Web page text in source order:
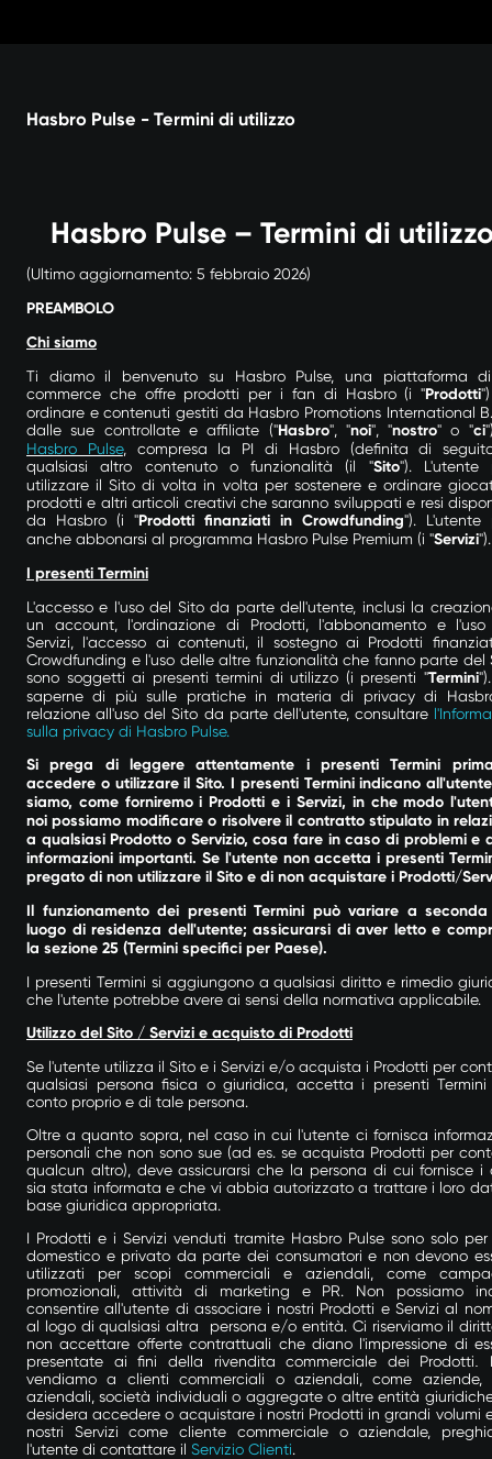
Hasbro Pulse - Termini di utilizzo
Hasbro Pulse – Termini di
(Ultimo aggiornamento: 5 febbraio 2026)
PREAMBOLO
Chi siamo
Ti diamo il benvenuto su Hasbro Pulse, una piattaforma
commerce che offre prodotti per i fan di Hasbro(i "Prodotti
ordinare e contenuti gestiti da Hasbro Promotions International
dalle sue controllate e affiliate ("Hasbro", "noi", "nostro" o "ci
Hasbro Pulse, compresa la PI di Hasbro (definita di
qualsiasi altro contenuto o funzionalità (il "Sito"). L'utente
utilizzare il Sito di volta in volta per sostenere e ordinare
prodotti e altri articoli creativi che saranno sviluppati e resi
da Hasbro (i "Prodotti finanziati in Crowdfunding"). L'utente
anche abbonarsi al programma Hasbro Pulse Premium (i "Servizi").
I presenti Termini
L'accesso e l'uso del Sito da parte dell'utente, inclusi la
un account, l'ordinazione di Prodotti, l'abbonamento e
Servizi, l'accesso ai contenuti, il sostegno ai Prodotti
Crowdfunding e l'uso delle altre funzionalità che fanno parte del
sono soggetti ai presenti termini di utilizzo (i presenti "Termini
saperne di più sulle pratiche in materia di privacy di
relazione all'uso del Sito da parte dell'utente, consultare
sulla privacy di Hasbro Pulse.
Si prega di leggere attentamente i presenti Termini
accedere o utilizzare il Sito. I presenti Termini indicano
siamo, come forniremo i Prodotti e i Servizi, in che modo
noi possiamo modificare o risolvere il contratto stipulato in
a qualsiasi Prodotto o Servizio, cosa fare in caso di problemi e
informazioni importanti. Se l'utente non accetta i presenti
pregato di non utilizzare il Sito e di non acquistare i Prodotti/
Il funzionamento dei presenti Termini può variare a
luogo di residenza dell'utente; assicurarsi di aver letto e
la sezione 25 (Termini specifici per Paese).
I presenti Termini si aggiungono a qualsiasi diritto e rimedio
che l'utente potrebbe avere ai sensi della normativa applicabile.
Utilizzo del Sito / Servizi e acquisto di Prodotti
Se l'utente utilizza il Sito e i Servizi e/o acquista i Prodotti per
qualsiasi persona fisica o giuridica, accetta i presenti Termini
conto proprio e di tale persona.
Oltre a quanto sopra, nel caso in cui l'utente ci fornisca
personali che non sono sue (ad es. se acquista Prodotti per
qualcun altro), deve assicurarsi che la persona di cui fornisce i
sia stata informata e che vi abbia autorizzato a trattare i loro
base giuridica appropriata.
I Prodotti e i Servizi venduti tramite Hasbro Pulse sono solo per
domestico e privato da parte dei consumatori e non devono
utilizzati per scopi commerciali e aziendali, come
promozionali, attività di marketing e PR. Non possiamo
consentire all'utente di associare i nostri Prodotti e Servizi al
al logo di qualsiasi altra persona e/o entità. Ci riserviamo il
non accettare offerte contrattuali che diano l'impressione di
presentate ai fini della rivendita commerciale dei Prodotti
vendiamo a clienti commerciali o aziendali, come aziende,
aziendali, società individuali o aggregate o altre entità
desidera accedere o acquistare i nostri Prodotti in grandi volumi
nostri Servizi come cliente commerciale o aziendale,
l'utente di contattare il Servizio Clienti.